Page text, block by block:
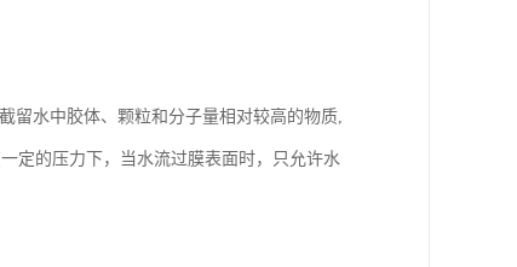
留水中胶体、颗粒和分子量相对较高的物质,
定的压力下，当水流过膜表面时，只允许水